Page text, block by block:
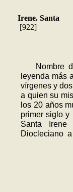
Irene. Santa
[922]
Nombre
leyenda más
vírgenes y
a quien su
los 20 años
primer siglo y
Santa
Diocleciano a